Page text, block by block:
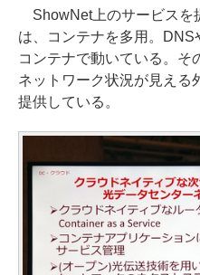
ShowNet上のサービスを
は、コンテナを多用。
コンテナで動いている。そ
ネットワーク状況が見える
提供している。